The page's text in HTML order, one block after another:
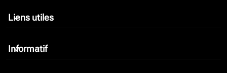
Liens utiles
keyboard_arrow_down
Informatif
keyboard_arrow_down